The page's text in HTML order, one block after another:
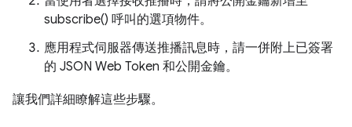
subscribe() 呼叫的選項物件。
應用程式伺服器傳送推播訊息時，請一併附上已簽署
的 JSON Web Token 和公開金鑰。
讓我們詳細瞭解這些步驟。